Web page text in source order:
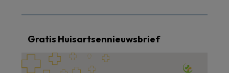
Gratis Huisartsennieuwsbrief